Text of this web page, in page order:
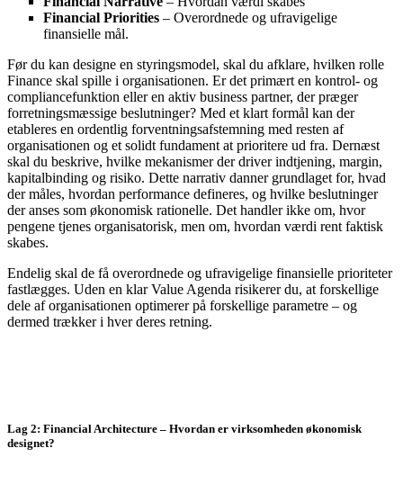
Financial Priorities – Overordnede og ufravigelige
finansielle mål.
Før du kan designe en styringsmodel, skal du afklare, hvilken rolle
Finance skal spille i organisationen. Er det primært en kontrol- og
compliancefunktion eller en aktiv business partner, der præger
forretningsmæssige beslutninger? Med et klart formål kan der
etableres en ordentlig forventningsafstemning med resten af
organisationen og et solidt fundament at prioritere ud fra. Dernæst
skal du beskrive, hvilke mekanismer der driver indtjening, margin,
kapitalbinding og risiko. Dette narrativ danner grundlaget for, hvad
der måles, hvordan performance defineres, og hvilke beslutninger
der anses som økonomisk rationelle. Det handler ikke om, hvor
pengene tjenes organisatorisk, men om, hvordan værdi rent faktisk
skabes.
Endelig skal de få overordnede og ufravigelige finansielle prioriteter
fastlægges. Uden en klar Value Agenda risikerer du, at forskellige
dele af organisationen optimerer på forskellige parametre – og
dermed trækker i hver deres retning.
Lag 2: Financial Architecture – Hvordan er virksomheden økonomisk
designet?